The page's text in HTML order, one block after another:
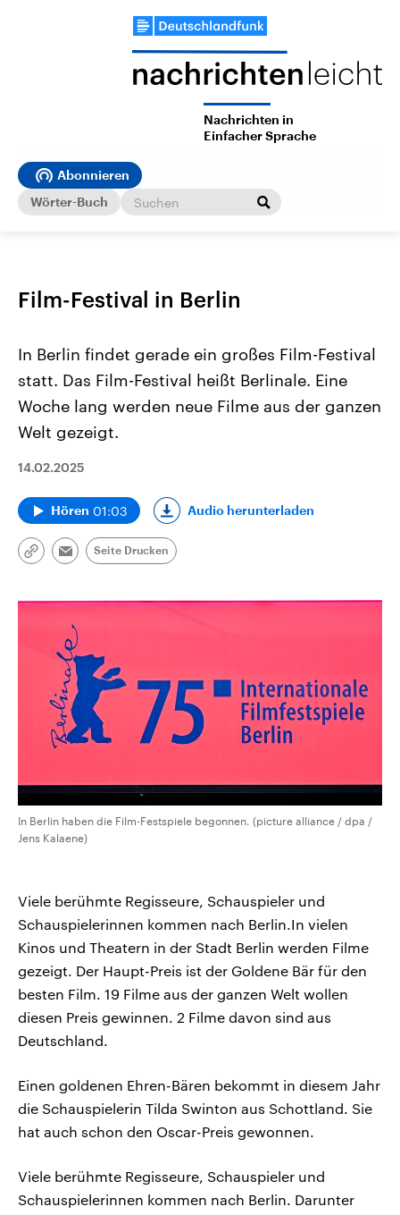
Nachrichten in
Einfacher Sprache
Abonnieren
Wörter-Buch
Film-Festival in Berlin
In Berlin findet gerade ein großes Film-Festival
statt. Das Film-Festival heißt Berlinale. Eine
Woche lang werden neue Filme aus der ganzen
Welt gezeigt.
14.02.2025
Hören 01:03 Audio herunterladen
Link
Email
Seite Drucken
In Berlin haben die Film-Festspiele begonnen. (picture alliance / dpa /
Jens Kalaene)
Viele berühmte Regisseure, Schauspieler und
Schauspielerinnen kommen nach Berlin.In vielen
Kinos und Theatern in der Stadt Berlin werden Filme
gezeigt. Der Haupt-Preis ist der Goldene Bär für den
besten Film. 19 Filme aus der ganzen Welt wollen
diesen Preis gewinnen. 2 Filme davon sind aus
Deutschland.
Einen goldenen Ehren-Bären bekommt in diesem Jahr
die Schauspielerin Tilda Swinton aus Schottland. Sie
hat auch schon den Oscar-Preis gewonnen.
Viele berühmte Regisseure, Schauspieler und
Schauspielerinnen kommen nach Berlin. Darunter